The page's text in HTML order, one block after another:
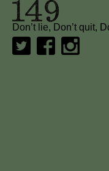
Don’t lie, Don’t quit,